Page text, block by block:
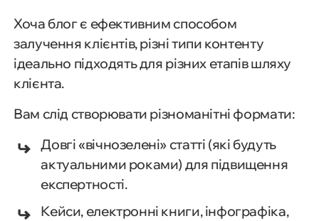
Хоча блог є ефективним способом
залучення клієнтів, різні типи контенту
ідеально підходять для різних етапів шляху
клієнта.
Вам слід створювати різноманітні формати:
Довгі «вічнозелені» статті (які будуть
актуальними роками) для підвищення
експертності.
Кейси, електронні книги, інфографіка,